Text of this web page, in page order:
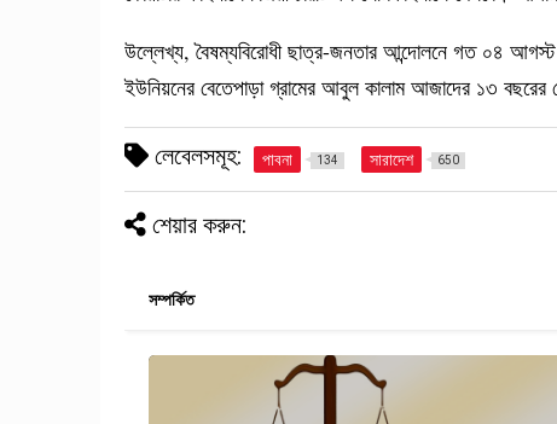
উল্লেখ্য, বৈষম্যবিরোধী ছাত্র-জনতার আন্দোলনে গত ০৪ আগস্ট
ইউনিয়নের বেতেপাড়া গ্রামের আবুল কালাম আজাদের ১৩ বছরের
লেবেলসমূহ: পাবনা 134 সারাদেশ 650
শেয়ার করুন:
সম্পর্কিত